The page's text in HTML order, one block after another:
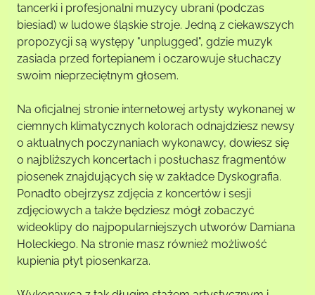
tancerki i profesjonalni muzycy ubrani (podczas
biesiad) w ludowe śląskie stroje. Jedną z ciekawszych
propozycji są występy "unplugged", gdzie muzyk
zasiada przed fortepianem i oczarowuje słuchaczy
swoim nieprzeciętnym głosem.
Na oficjalnej stronie internetowej artysty wykonanej w
ciemnych klimatycznych kolorach odnajdziesz newsy
o aktualnych poczynaniach wykonawcy, dowiesz się
o najbliższych koncertach i posłuchasz fragmentów
piosenek znajdujących się w zakładce Dyskografia.
Ponadto obejrzysz zdjęcia z koncertów i sesji
zdjęciowych a także będziesz mógł zobaczyć
wideoklipy do najpopularniejszych utworów Damiana
Holeckiego. Na stronie masz również możliwość
kupienia płyt piosenkarza.